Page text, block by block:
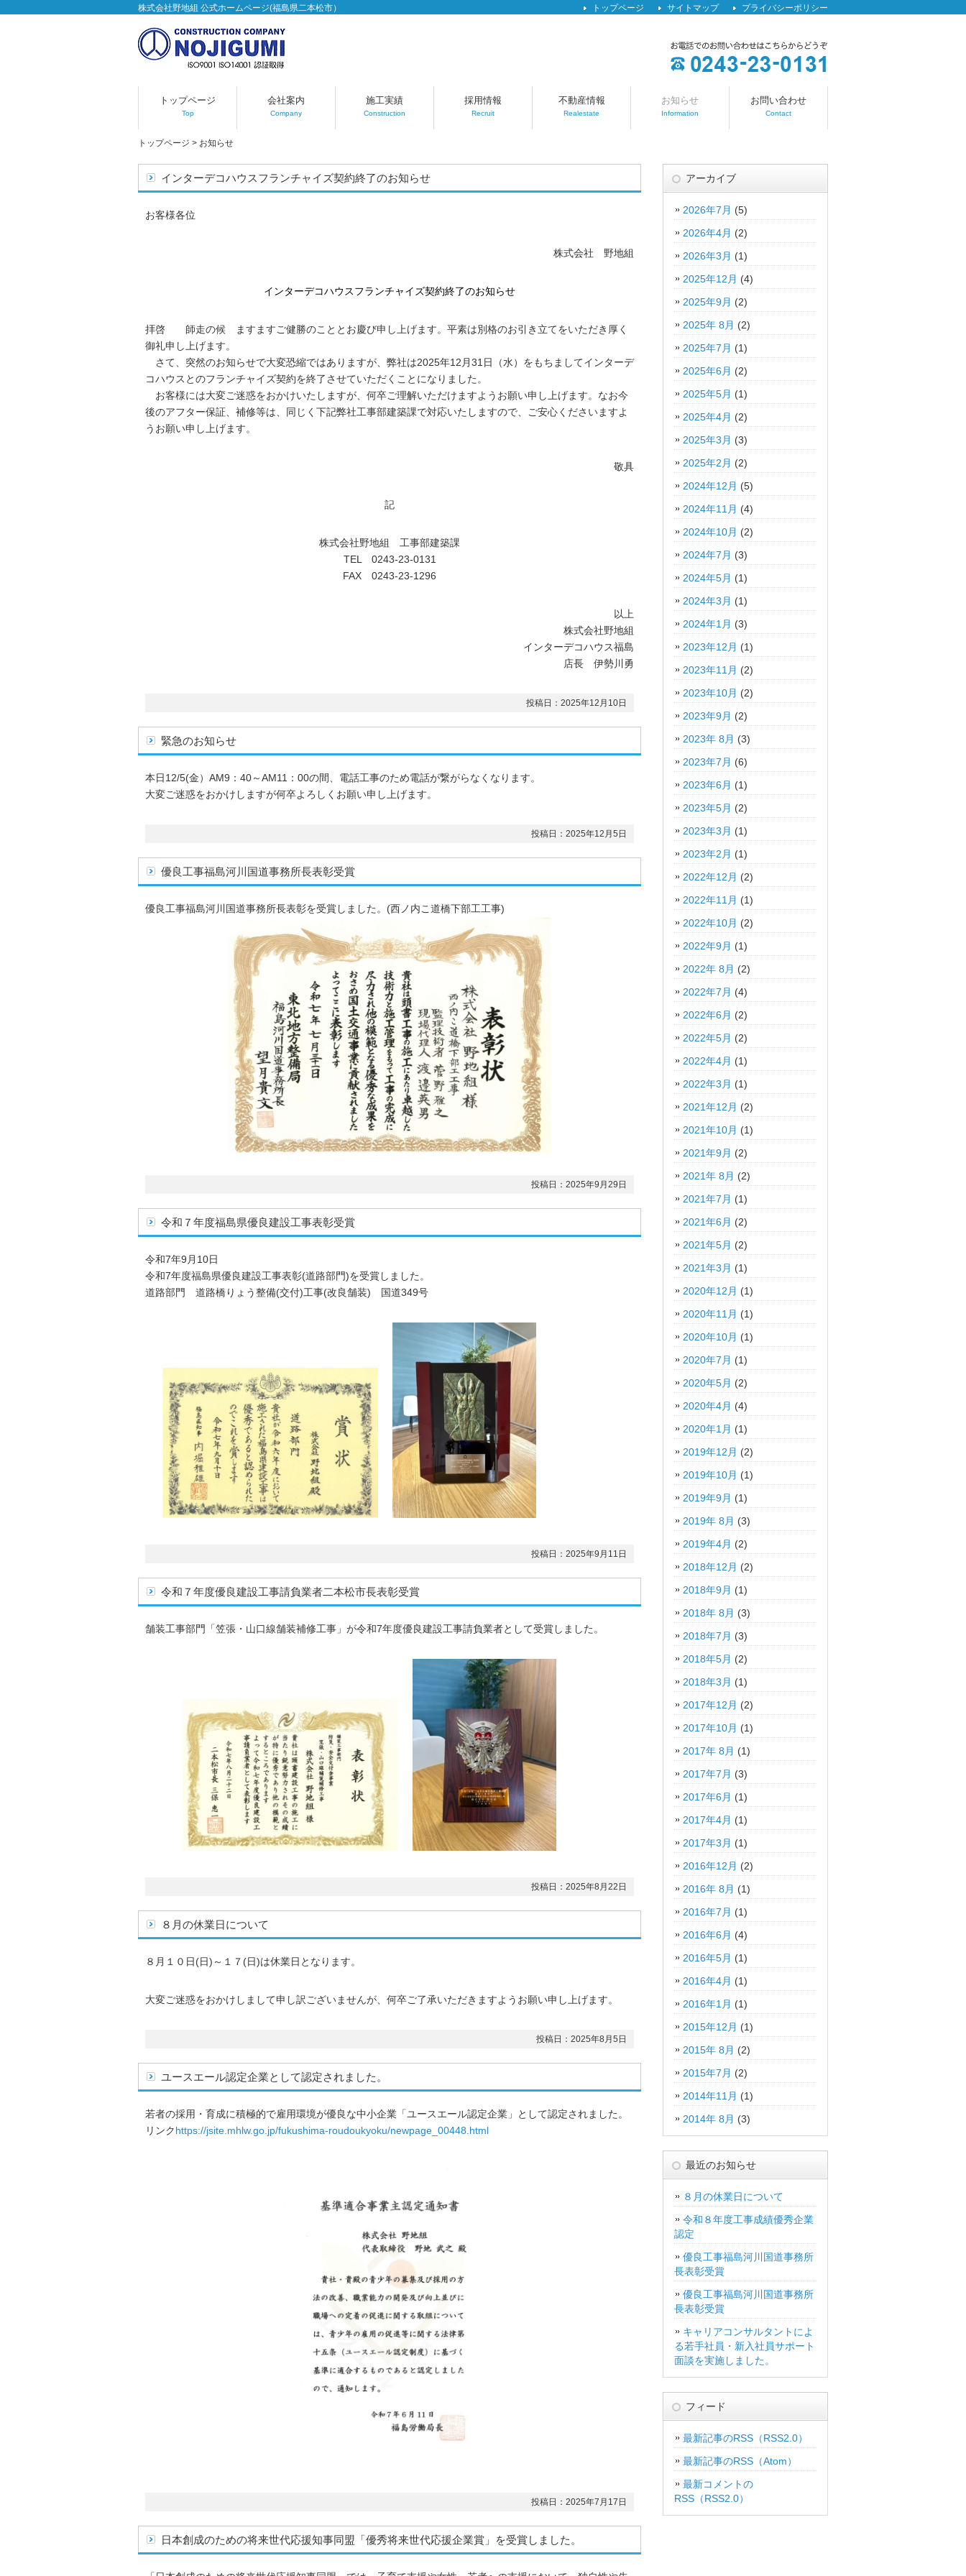
株式会社野地組 公式ホームページ(福島県二本松市） トップページ サイトマップ プライバシーポリシー
トップページ
Top
会社案内
Company
施工実績
Construction
採用情報
Recruit
不動産情報
Realestate
お知らせ
Information
お問い合わせ
Contact
トップページ > お知らせ
インターデコハウスフランチャイズ契約終了のお知らせ
お客様各位
株式会社 野地組
インターデコハウスフランチャイズ契約終了のお知らせ
拝啓 師走の候 ますますご健勝のこととお慶び申し上げます。平素は別格のお引き立てをいただき厚く
御礼申し上げます。
さて、突然のお知らせで大変恐縮ではありますが、弊社は2025年12月31日（水）をもちましてインターデ
コハウスとのフランチャイズ契約を終了させていただくことになりました。
お客様には大変ご迷惑をおかけいたしますが、何卒ご理解いただけますようお願い申し上げます。なお今
後のアフター保証、補修等は、同じく下記弊社工事部建築課で対応いたしますので、ご安心くださいますよ
うお願い申し上げます。
敬具
記
株式会社野地組 工事部建築課
TEL 0243-23-0131
FAX 0243-23-1296
以上
株式会社野地組
インターデコハウス福島
店長 伊勢川勇
投稿日：2025年12月10日
緊急のお知らせ
本日12/5(金）AM9：40～AM11：00の間、電話工事のため電話が繋がらなくなります。
大変ご迷惑をおかけしますが何卒よろしくお願い申し上げます。
投稿日：2025年12月5日
優良工事福島河川国道事務所長表彰受賞
優良工事福島河川国道事務所長表彰を受賞しました。(西ノ内こ道橋下部工工事)
投稿日：2025年9月29日
令和７年度福島県優良建設工事表彰受賞
令和7年9月10日
令和7年度福島県優良建設工事表彰(道路部門)を受賞しました。
道路部門 道路橋りょう整備(交付)工事(改良舗装) 国道349号
投稿日：2025年9月11日
令和７年度優良建設工事請負業者二本松市長表彰受賞
舗装工事部門「笠張・山口線舗装補修工事」が令和7年度優良建設工事請負業者として受賞しました。
投稿日：2025年8月22日
８月の休業日について
８月１０日(日)～１７(日)は休業日となります。
大変ご迷惑をおかけしまして申し訳ございませんが、何卒ご了承いただきますようお願い申し上げます。
投稿日：2025年8月5日
ユースエール認定企業として認定されました。
若者の採用・育成に積極的で雇用環境が優良な中小企業「ユースエール認定企業」として認定されました。
リンクhttps://jsite.mhlw.go.jp/fukushima-roudoukyoku/newpage_00448.html
投稿日：2025年7月17日
日本創成のための将来世代応援知事同盟「優秀将来世代応援企業賞」を受賞しました。
アーカイブ
2026年7月 (5)
2026年4月 (2)
2026年3月 (1)
2025年12月 (4)
2025年9月 (2)
2025年 8月 (2)
2025年7月 (1)
2025年6月 (2)
2025年5月 (1)
2025年4月 (2)
2025年3月 (3)
2025年2月 (2)
2024年12月 (5)
2024年11月 (4)
2024年10月 (2)
2024年7月 (3)
2024年5月 (1)
2024年3月 (1)
2024年1月 (3)
2023年12月 (1)
2023年11月 (2)
2023年10月 (2)
2023年9月 (2)
2023年 8月 (3)
2023年7月 (6)
2023年6月 (1)
2023年5月 (2)
2023年3月 (1)
2023年2月 (1)
2022年12月 (2)
2022年11月 (1)
2022年10月 (2)
2022年9月 (1)
2022年 8月 (2)
2022年7月 (4)
2022年6月 (2)
2022年5月 (2)
2022年4月 (1)
2022年3月 (1)
2021年12月 (2)
2021年10月 (1)
2021年9月 (2)
2021年 8月 (2)
2021年7月 (1)
2021年6月 (2)
2021年5月 (2)
2021年3月 (1)
2020年12月 (1)
2020年11月 (1)
2020年10月 (1)
2020年7月 (1)
2020年5月 (2)
2020年4月 (4)
2020年1月 (1)
2019年12月 (2)
2019年10月 (1)
2019年9月 (1)
2019年 8月 (3)
2019年4月 (2)
2018年12月 (2)
2018年9月 (1)
2018年 8月 (3)
2018年7月 (3)
2018年5月 (2)
2018年3月 (1)
2017年12月 (2)
2017年10月 (1)
2017年 8月 (1)
2017年7月 (3)
2017年6月 (1)
2017年4月 (1)
2017年3月 (1)
2016年12月 (2)
2016年 8月 (1)
2016年7月 (1)
2016年6月 (4)
2016年5月 (1)
2016年4月 (1)
2016年1月 (1)
2015年12月 (1)
2015年 8月 (2)
2015年7月 (2)
2014年11月 (1)
2014年 8月 (3)
最近のお知らせ
８月の休業日について
令和８年度工事成績優秀企業
認定
優良工事福島河川国道事務所
長表彰受賞
優良工事福島河川国道事務所
長表彰受賞
キャリアコンサルタントによ
る若手社員・新入社員サポート
面談を実施しました。
フィード
最新記事のRSS（RSS2.0）
最新記事のRSS（Atom）
最新コメントの
RSS（RSS2.0）